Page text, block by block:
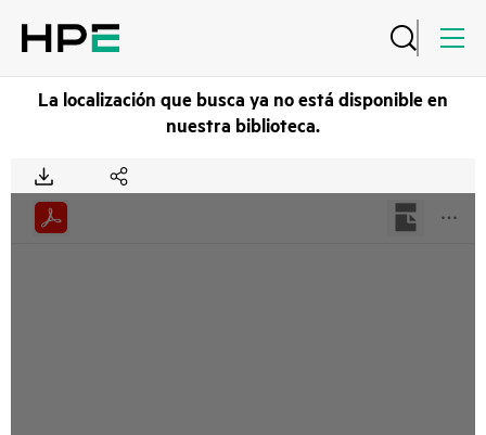
La localización que busca ya no está disponible en
nuestra biblioteca.